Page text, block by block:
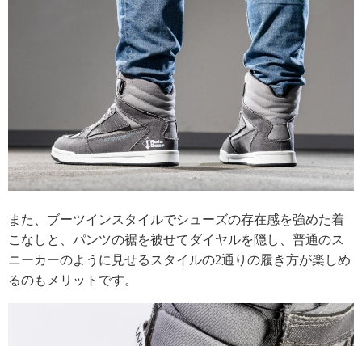
また、ブーツインスタイルでシューズの存在感を強めた着
こなしと、パンツの裾を被せてダイヤルを隠し、普通のス
ニーカーのように見せるスタイルの2通りの履き方が楽しめ
るのもメリットです。